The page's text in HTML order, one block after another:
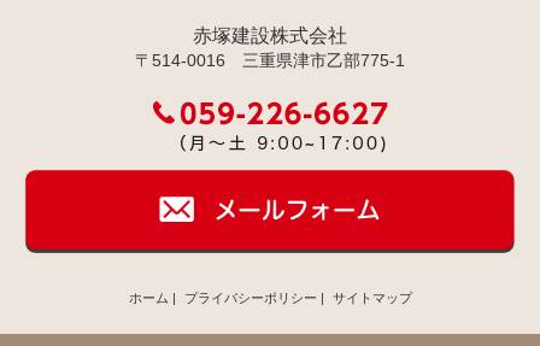
赤塚建設株式会社
〒514-0016 三重県津市乙部775-1
ホーム | プライバシーポリシー | サイトマップ